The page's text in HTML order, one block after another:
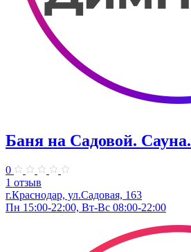
Баня на Садовой. Сауна.
0
1 отзыв
г.Краснодар, ул.Садовая, 163
Пн 15:00-22:00, Вт-Вс 08:00-22:00